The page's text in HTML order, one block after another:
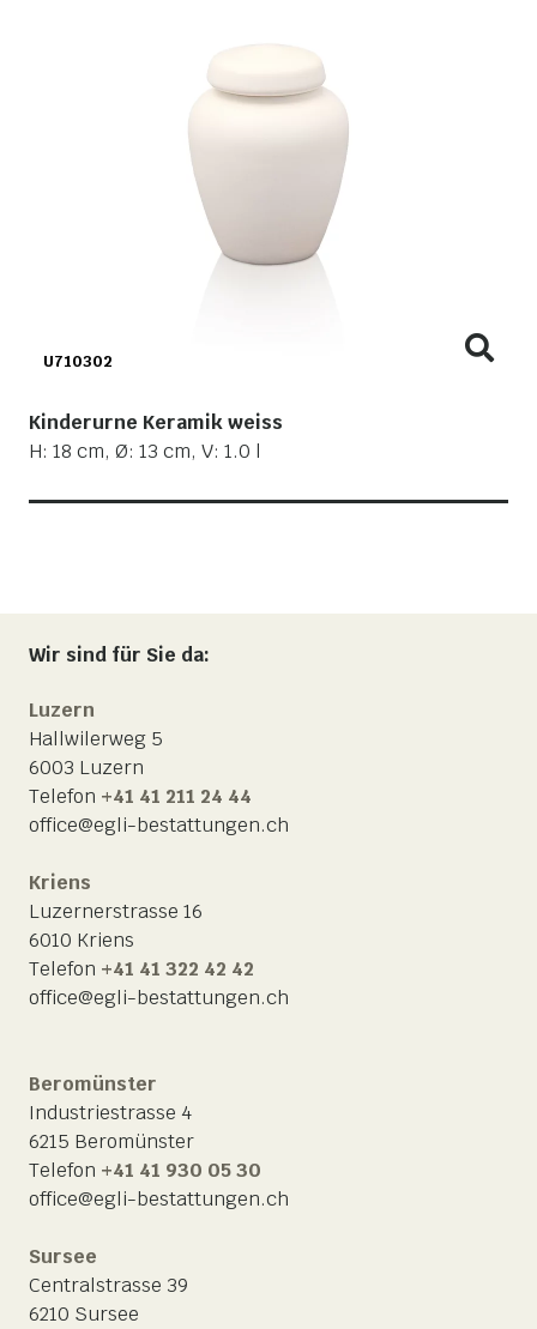
U710302
Kinderurne Keramik weiss
H: 18 cm, Ø: 13 cm, V: 1.0 l
Wir sind für Sie da:
Luzern
Hallwilerweg 5
6003 Luzern
Telefon +41 41 211 24 44
office@egli-bestattungen.ch
Kriens
Luzernerstrasse 16
6010 Kriens
Telefon +41 41 322 42 42
office@egli-bestattungen.ch
Beromünster
Industriestrasse 4
6215 Beromünster
Telefon +41 41 930 05 30
office@egli-bestattungen.ch
Sursee
Centralstrasse 39
6210 Sursee